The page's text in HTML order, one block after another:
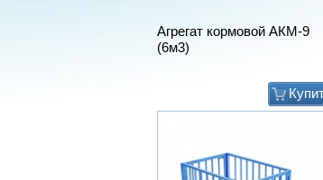
Агрегат кормовой АКМ-9
(6м3)